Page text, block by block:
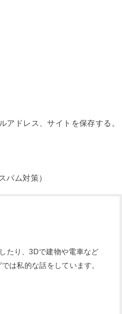
アドレス、サイトを保存する。
パム対策）
たり、3Dで建物や電車など
は私的な話をしています。